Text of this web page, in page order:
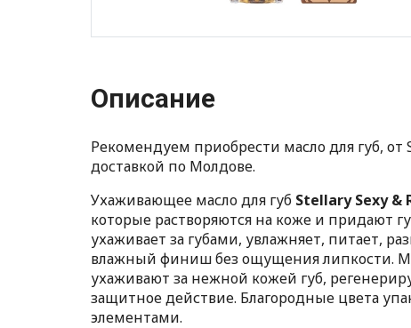
Описание
Рекомендуем приобрести масло для губ,
доставкой по Молдове.
Ухаживающее масло для губ Stellary Sexy &
которые растворяются на коже и придают
ухаживает за губами, увлажняет, питает,
влажный финиш без ощущения липкости.
ухаживают за нежной кожей губ,
защитное действие. Благородные цвета
элементами.